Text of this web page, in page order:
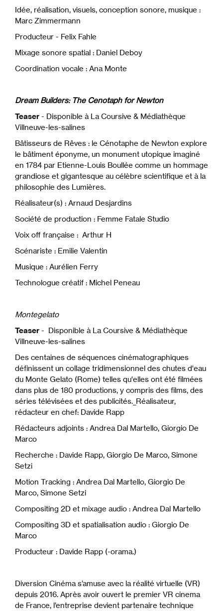
Idée, réalisation, visuels, conception sonore, musique :
Marc Zimmermann
Producteur - Felix Fahle
Mixage sonore spatial : Daniel Deboy
Coordination vocale : Ana Monte
Dream Builders: The Cenotaph for Newton
Teaser - Disponible à La Coursive & Médiathèque
Villneuve-les-salines
Bâtisseurs de Rêves : le Cénotaphe de Newton explore
le bâtiment éponyme, un monument utopique imaginé
en 1784 par Etienne-Louis Boullée comme un hommage
grandiose et gigantesque au célèbre scientifique et à la
philosophie des Lumières.
Réalisateur(s) : Arnaud Desjardins
Société de production : Femme Fatale Studio
Voix off française : Arthur H
Scénariste : Emilie Valentin
Musique : Aurélien Ferry
Technologue créatif : Michel Peneau
Montegelato
Teaser - Disponible à La Coursive & Médiathèque
Villneuve-les-salines
Des centaines de séquences cinématographiques
définissent un collage tridimensionnel des chutes d'eau
du Monte Gelato (Rome) telles qu'elles ont été filmées
dans plus de 180 productions, y compris des films, des
séries télévisées et des publicités._Réalisateur,
rédacteur en chef: Davide Rapp
Rédacteurs adjoints : Andrea Dal Martello, Giorgio De
Marco
Recherche : Davide Rapp, Giorgio De Marco, Simone
Setzi
Motion Tracking : Andrea Dal Martello, Giorgio De
Marco, Simone Setzi
Compositing 2D et mixage audio : Andrea Dal Martello
Compositing 3D et spatialisation audio : Giorgio De
Marco
Producteur : Davide Rapp (-orama.)
Diversion Cinéma s’amuse avec la réalité virtuelle (VR)
depuis 2016. Après avoir ouvert le premier VR cinema
de France, l’entreprise devient partenaire technique